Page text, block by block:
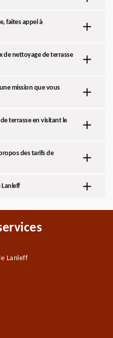
faites appel à
de nettoyage de terrasse
mission que vous
terrasse en visitant le
des tarifs de
Lanleff